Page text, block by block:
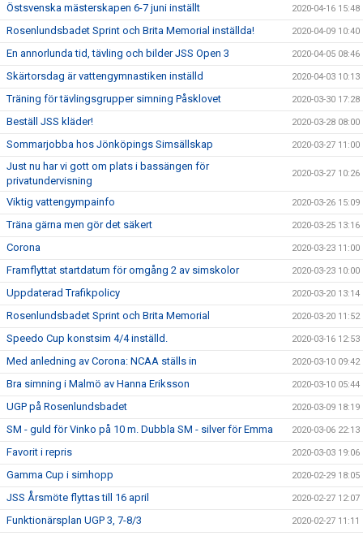
Östsvenska mästerskapen 6-7 juni inställt 2020-04-16 15:48
Rosenlundsbadet Sprint och Brita Memorial inställda! 2020-04-09 10:40
En annorlunda tid, tävling och bilder JSS Open 3 2020-04-05 08:46
Skärtorsdag är vattengymnastiken inställd 2020-04-03 10:13
Träning för tävlingsgrupper simning Påsklovet 2020-03-30 17:28
Beställ JSS kläder! 2020-03-28 08:00
Sommarjobba hos Jönköpings Simsällskap 2020-03-27 11:00
Just nu har vi gott om plats i bassängen för
privatundervisning
2020-03-27 10:26
Viktig vattengympainfo 2020-03-26 15:09
Träna gärna men gör det säkert 2020-03-25 13:16
Corona 2020-03-23 11:00
Framflyttat startdatum för omgång 2 av simskolor 2020-03-23 10:00
Uppdaterad Trafikpolicy 2020-03-20 13:14
Rosenlundsbadet Sprint och Brita Memorial 2020-03-20 11:52
Speedo Cup konstsim 4/4 inställd. 2020-03-16 12:53
Med anledning av Corona: NCAA ställs in 2020-03-10 09:42
Bra simning i Malmö av Hanna Eriksson 2020-03-10 05:44
UGP på Rosenlundsbadet 2020-03-09 18:19
SM - guld för Vinko på 10 m. Dubbla SM - silver för Emma 2020-03-06 22:13
Favorit i repris 2020-03-03 19:06
Gamma Cup i simhopp 2020-02-29 18:05
JSS Årsmöte flyttas till 16 april 2020-02-27 12:07
Funktionärsplan UGP 3, 7-8/3 2020-02-27 11:11